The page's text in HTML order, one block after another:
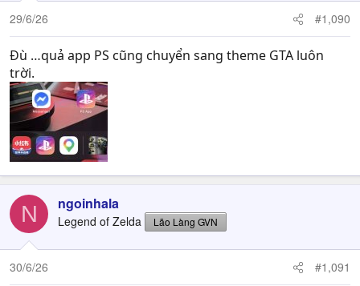
29/6/26 #1,090
Đù …quả app PS cũng chuyển sang theme GTA luôn
trời.
N ngoinhala
Legend of Zelda Lão Làng GVN
30/6/26 #1,091